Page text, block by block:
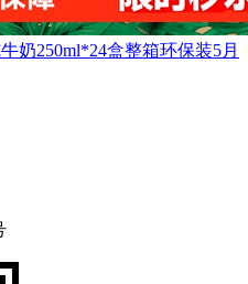
奶250ml*24盒整箱环保装5月